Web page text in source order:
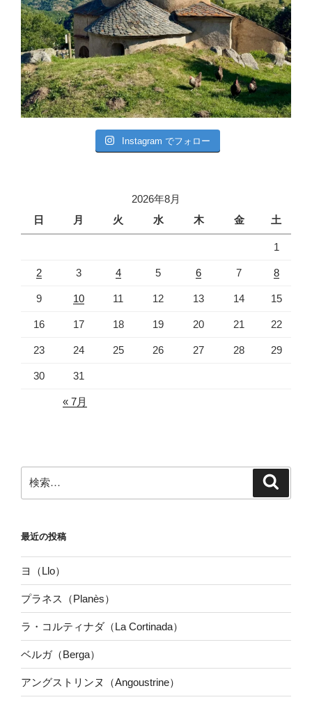
Instagram でフォロー
2026年8月
日
月 火 水 木 金 土
1
2 3 4 5 6 7 8
9 10 11 12 13 14 15
16 17 18 19 20 21 22
23 24 25 26 27 28 29
30 31
« 7月
索:
最近の投稿
ヨ（Llo）
プラネス（Planès）
ラ・コルティナダ（La Cortinada）
ベルガ（Berga）
アングストリンヌ（Angoustrine）